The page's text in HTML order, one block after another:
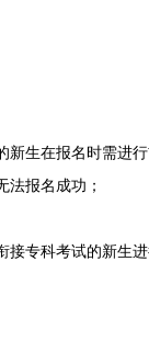
生在报名时需进行
法报名成功；
专科考试的新生进